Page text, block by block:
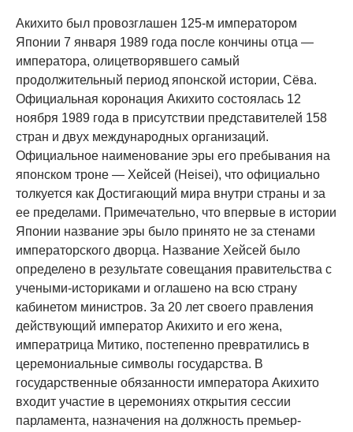
Акихито был провозглашен 125-м императором
Японии 7 января 1989 года после кончины отца —
императора, олицетворявшего самый
продолжительный период японской истории, Сёва.
Официальная коронация Акихито состоялась 12
ноября 1989 года в присутствии представителей 158
стран и двух международных организаций.
Официальное наименование эры его пребывания на
японском троне — Хейсей (Heisei), что официально
толкуется как Достигающий мира внутри страны и за
ее пределами. Примечательно, что впервые в истории
Японии название эры было принято не за стенами
императорского дворца. Название Хейсей было
определено в результате совещания правительства с
учеными-историками и оглашено на всю страну
кабинетом министров. За 20 лет своего правления
действующий император Акихито и его жена,
императрица Митико, постепенно превратились в
церемониальные символы государства. В
государственные обязанности императора Акихито
входит участие в церемониях открытия сессии
парламента, назначения на должность премьер-